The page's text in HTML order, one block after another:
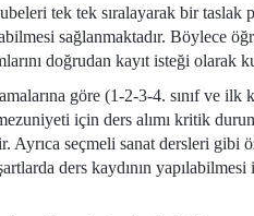
tek tek sıralayarak bir taslak
sağlanmaktadır. Böylece
doğrudan kayıt isteği olarak
göre (1-2-3-4. sınıf ve ilk
için ders alımı kritik
seçmeli sanat dersleri gibi
ders kaydının yapılabilmesi